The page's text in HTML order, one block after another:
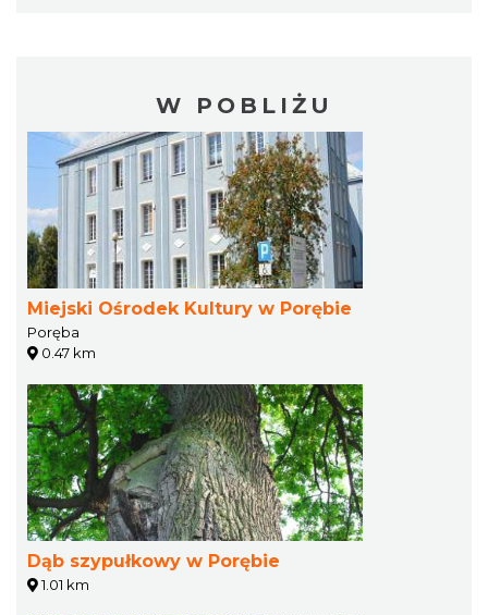
W POBLIŻU
Miejski Ośrodek Kultury w Porębie
Poręba
0.47 km
Dąb szypułkowy w Porębie
1.01 km